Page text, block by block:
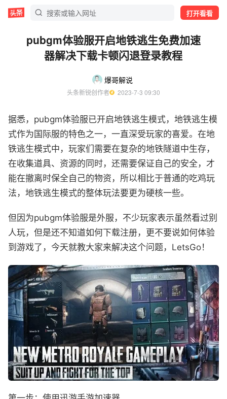
打开看看
pubgm体验服开启地铁逃生免费加速
器解决下载卡顿闪退登录教程
爆哥解说
头条新锐创作者
  2023-7-3 09:30
据悉，pubgm体验服已开启地铁逃生模式，地铁逃生模
式作为国际服的特色之一，一直深受玩家的喜爱。在地
铁逃生模式中，玩家们需要在复杂的地铁隧道中生存，
在收集道具、资源的同时，还需要保证自己的安全，才
能在撤离时保全自己的物资，所以相比于普通的吃鸡玩
法，地铁逃生模式的整体玩法要更为硬核一些。
但因为pubgm体验服是外服，不少玩家表示虽然看过别
人玩，但是还不知道如何下载注册，更不要说如何体验
到游戏了，今天就教大家来解决这个问题，LetsGo！